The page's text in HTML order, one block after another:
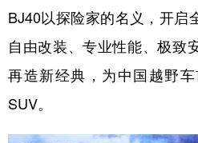
新疆 内蒙古
多语种频道
BJ40以探险家的名义，开启
自由改装、专业性能、极致
再造新经典，为中国越野
SUV。